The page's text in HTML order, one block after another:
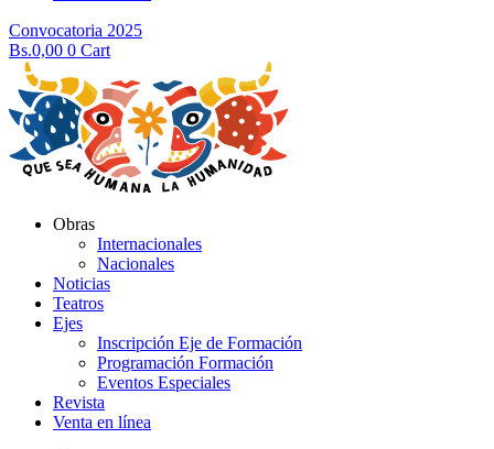
Convocatoria 2025
Bs.0,00 0 Cart
Obras
Internacionales
Nacionales
Noticias
Teatros
Ejes
Inscripción Eje de Formación
Programación Formación
Eventos Especiales
Revista
Venta en línea